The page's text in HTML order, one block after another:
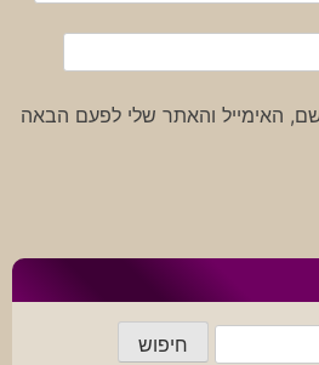
האימייל והאתר שלי לפעם הבאה